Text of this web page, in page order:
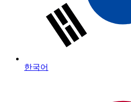
한국어